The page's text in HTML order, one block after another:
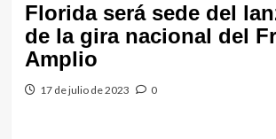
Florida será sede del
de la gira nacional del
Amplio
17 de julio de 2023 0